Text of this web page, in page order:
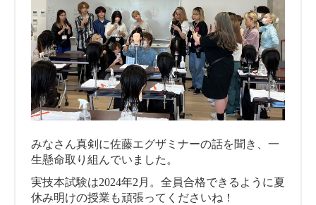
みなさん真剣に佐藤エグザミナーの話を聞き、一
生懸命取り組んでいました。
実技本試験は2024年2月。全員合格できるように夏
休み明けの授業も頑張ってくださいね！